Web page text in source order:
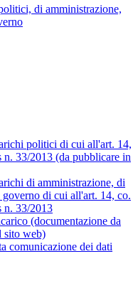
di amministrazione,
politici di cui all'art. 14,
n. 33/2013 (da pubblicare in
di amministrazione, di
di cui all'art. 14, co.
n. 33/2013
(documentazione da
sito web)
comunicazione dei dati